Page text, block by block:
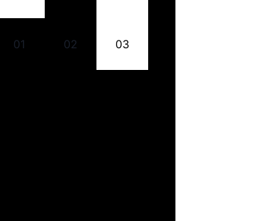
01 02 03